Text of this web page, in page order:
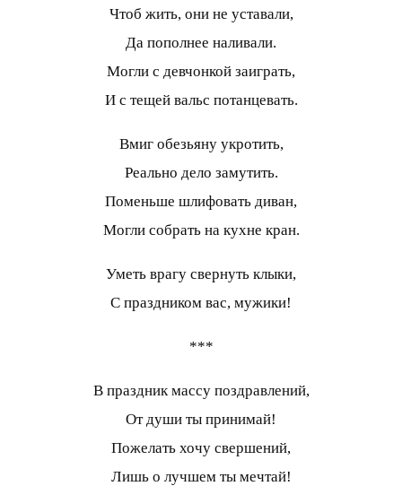
Чтоб жить, они не уставали,
Да пополнее наливали.
Могли с девчонкой заиграть,
И с тещей вальс потанцевать.
Вмиг обезьяну укротить,
Реально дело замутить.
Поменьше шлифовать диван,
Могли собрать на кухне кран.
Уметь врагу свернуть клыки,
С праздником вас, мужики!
***
В праздник массу поздравлений,
От души ты принимай!
Пожелать хочу свершений,
Лишь о лучшем ты мечтай!